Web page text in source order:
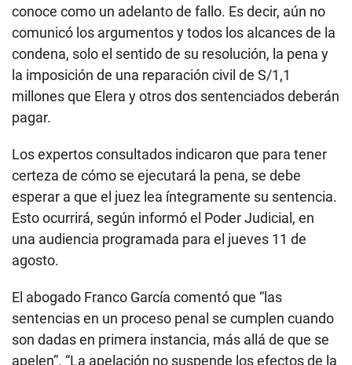
conoce como un adelanto de fallo. Es decir, aún no
comunicó los argumentos y todos los alcances de la
condena, solo el sentido de su resolución, la pena y
la imposición de una reparación civil de S/1,1
millones que Elera y otros dos sentenciados deberán
pagar.
Los expertos consultados indicaron que para tener
certeza de cómo se ejecutará la pena, se debe
esperar a que el juez lea íntegramente su sentencia.
Esto ocurrirá, según informó el Poder Judicial, en
una audiencia programada para el jueves 11 de
agosto.
El abogado Franco García comentó que “las
sentencias en un proceso penal se cumplen cuando
son dadas en primera instancia, más allá de que se
apelen”. “La apelación no suspende los efectos de la